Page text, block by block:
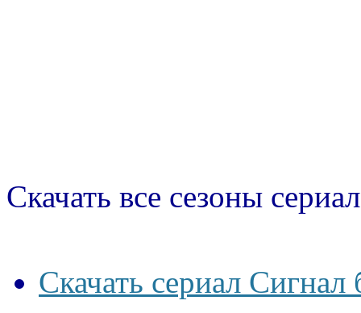
Скачать все сезоны
Скачать сериал Сигнал